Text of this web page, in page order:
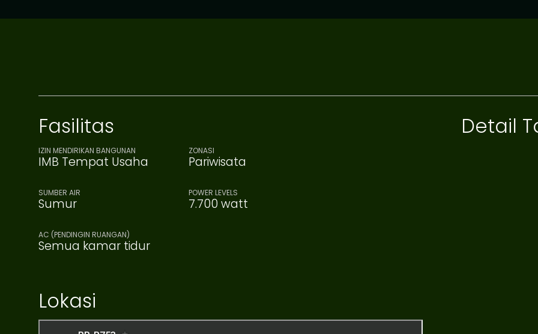
Fasilitas
IZIN MENDIRIKAN BANGUNAN
IMB Tempat Usaha
ZONASI
Pariwisata
SUMBER AIR
Sumur
POWER LEVELS
7.700 watt
AC (PENDINGIN RUANGAN)
Semua kamar tidur
Lokasi
Detail